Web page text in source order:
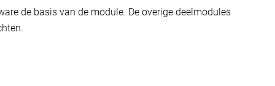
de basis van de module. De overige deelmodules